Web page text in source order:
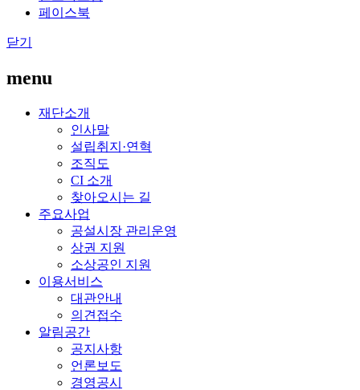
페이스북
닫기
menu
재단소개
인사말
설립취지·연혁
조직도
CI 소개
찾아오시는 길
주요사업
공설시장 관리운영
상권 지원
소상공인 지원
이용서비스
대관안내
의견접수
알림공간
공지사항
언론보도
경영공시